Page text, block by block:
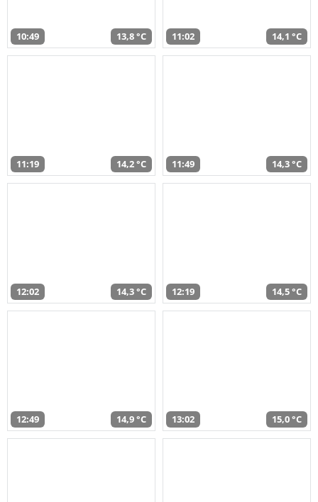
10:49 13,8 °C 11:02 14,1 °C
11:19 14,2 °C 11:49 14,3 °C
12:02 14,3 °C 12:19 14,5 °C
12:49 14,9 °C 13:02 15,0 °C